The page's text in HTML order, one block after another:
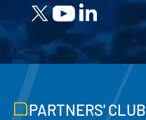
PARTNERS' CLUB